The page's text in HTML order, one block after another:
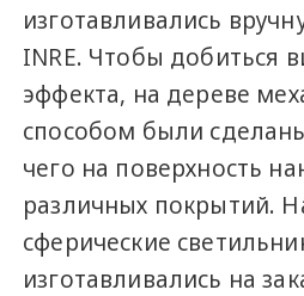
изготавливались
INRE. Чтобы добиться
эффекта, на дереве
способом были
чего на поверхность
различных покрытий.
сферические
изготавливались на